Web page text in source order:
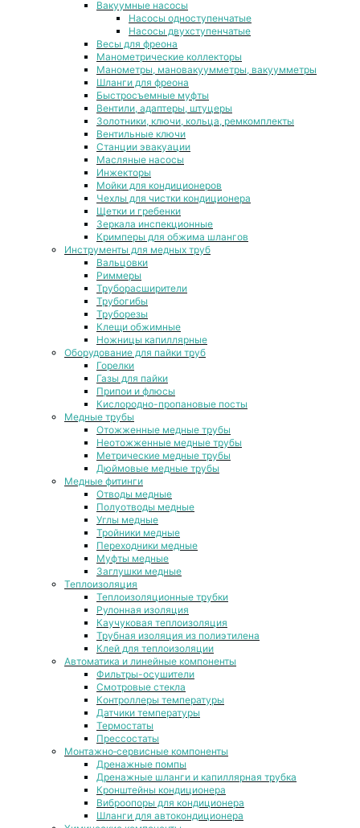
Вакуумные насосы
Насосы одноступенчатые
Насосы двухступенчатые
Весы для фреона
Манометрические коллекторы
Манометры, мановакуумметры, вакуумметры
Шланги для фреона
Быстросъемные муфты
Вентили, адаптеры, штуцеры
Золотники, ключи, кольца, ремкомплекты
Вентильные ключи
Станции эвакуации
Масляные насосы
Инжекторы
Мойки для кондиционеров
Чехлы для чистки кондиционера
Щетки и гребенки
Зеркала инспекционные
Кримперы для обжима шлангов
Инструменты для медных труб
Вальцовки
Риммеры
Труборасширители
Трубогибы
Труборезы
Клещи обжимные
Ножницы капиллярные
Оборудование для пайки труб
Горелки
Газы для пайки
Припои и флюсы
Кислородно-пропановые посты
Медные трубы
Отожженные медные трубы
Неотожженные медные трубы
Метрические медные трубы
Дюймовые медные трубы
Медные фитинги
Отводы медные
Полуотводы медные
Углы медные
Тройники медные
Переходники медные
Муфты медные
Заглушки медные
Теплоизоляция
Теплоизоляционные трубки
Рулонная изоляция
Каучуковая теплоизоляция
Трубная изоляция из полиэтилена
Клей для теплоизоляции
Автоматика и линейные компоненты
Фильтры-осушители
Смотровые стекла
Контроллеры температуры
Датчики температуры
Термостаты
Прессостаты
Монтажно‑сервисные компоненты
Дренажные помпы
Дренажные шланги и капиллярная трубка
Кронштейны кондиционера
Виброопоры для кондиционера
Шланги для автокондиционера